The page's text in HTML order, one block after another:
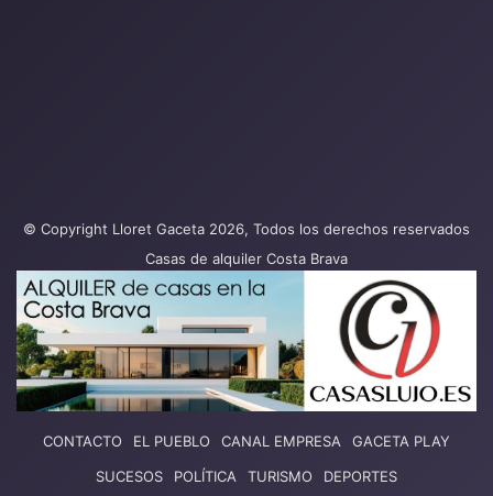
© Copyright Lloret Gaceta 2026, Todos los derechos reservados
Casas de alquiler Costa Brava
CONTACTO EL PUEBLO CANAL EMPRESA
GACETA PLAY
SUCESOS
POLÍTICA TURISMO DEPORTES